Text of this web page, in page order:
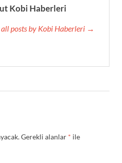
Kobi Haberleri
all posts by Kobi Haberleri →
Gerekli alanlar * ile